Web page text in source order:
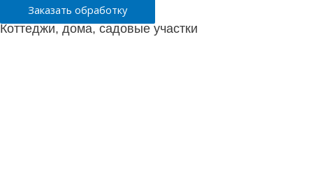
Заказать обработку
Коттеджи, дома, садовые участки